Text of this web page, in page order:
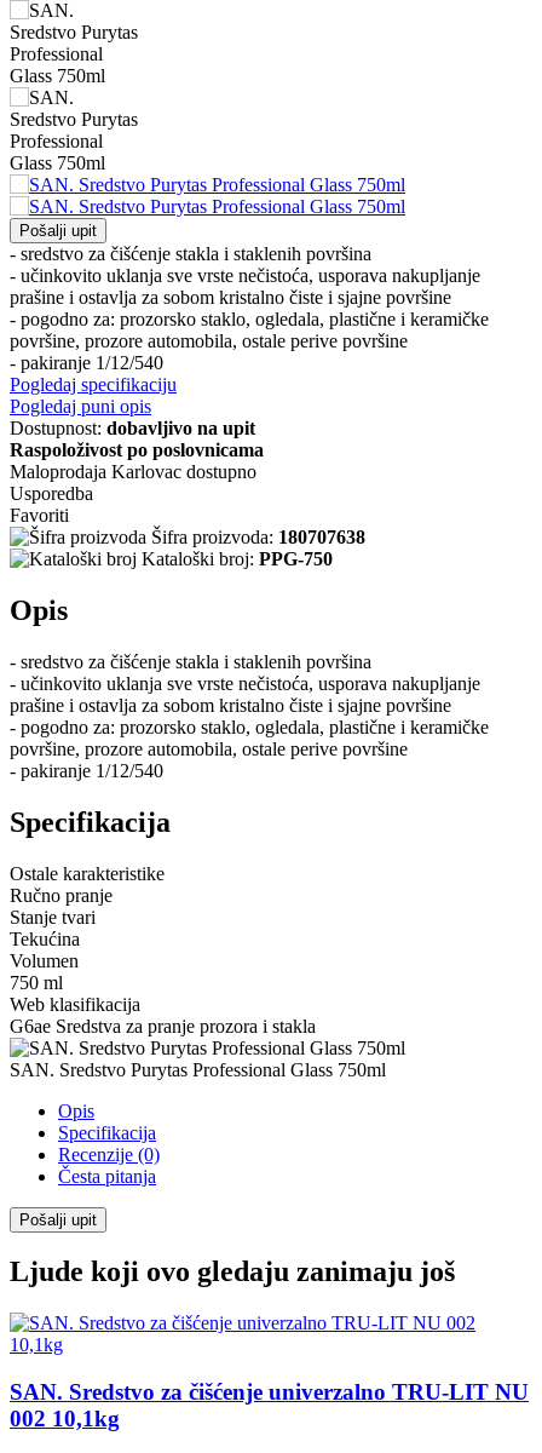
Pošalji upit
- sredstvo za čišćenje stakla i staklenih površina
- učinkovito uklanja sve vrste nečistoća, usporava nakupljanje
prašine i ostavlja za sobom kristalno čiste i sjajne površine
- pogodno za: prozorsko staklo, ogledala, plastične i keramičke
površine, prozore automobila, ostale perive površine
- pakiranje 1/12/540
Pogledaj specifikaciju
Pogledaj puni opis
Dostupnost: dobavljivo na upit
Raspoloživost po poslovnicama
Maloprodaja Karlovac dostupno
Usporedba
Favoriti
Šifra proizvoda: 180707638
Kataloški broj: PPG-750
Opis
- sredstvo za čišćenje stakla i staklenih površina
- učinkovito uklanja sve vrste nečistoća, usporava nakupljanje
prašine i ostavlja za sobom kristalno čiste i sjajne površine
- pogodno za: prozorsko staklo, ogledala, plastične i keramičke
površine, prozore automobila, ostale perive površine
- pakiranje 1/12/540
Specifikacija
Ostale karakteristike
Ručno pranje
Stanje tvari
Tekućina
Volumen
750 ml
Web klasifikacija
G6ae Sredstva za pranje prozora i stakla
SAN. Sredstvo Purytas Professional Glass 750ml
Opis
Specifikacija
Recenzije (0)
Česta pitanja
Pošalji upit
Ljude koji ovo gledaju zanimaju još
SAN. Sredstvo za čišćenje univerzalno TRU-LIT NU
002 10,1kg